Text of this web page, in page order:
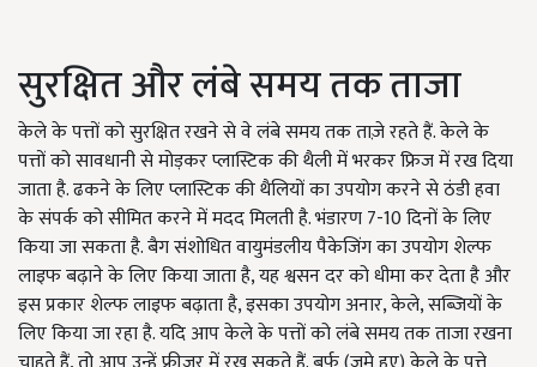
सुरक्षित और लंबे समय तक ताजा
केले के पत्तों को सुरक्षित रखने से वे लंबे समय तक ताज़े रहते हैं. केले के
पत्तों को सावधानी से मोड़कर प्लास्टिक की थैली में भरकर फ्रिज में रख दिया
जाता है. ढकने के लिए प्लास्टिक की थैलियों का उपयोग करने से ठंडी हवा
के संपर्क को सीमित करने में मदद मिलती है. भंडारण 7-10 दिनों के लिए
किया जा सकता है. बैग संशोधित वायुमंडलीय पैकेजिंग का उपयोग शेल्फ
लाइफ बढ़ाने के लिए किया जाता है, यह श्वसन दर को धीमा कर देता है और
इस प्रकार शेल्फ लाइफ बढ़ाता है, इसका उपयोग अनार, केले, सब्जियों के
लिए किया जा रहा है. यदि आप केले के पत्तों को लंबे समय तक ताजा रखना